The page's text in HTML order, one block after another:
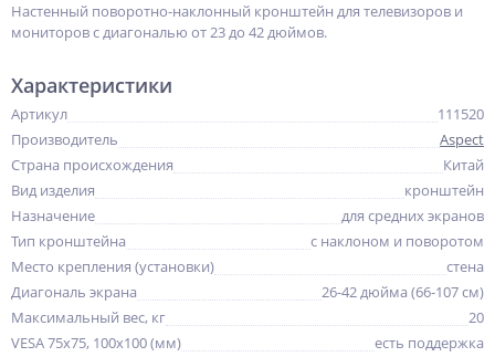
Настенный поворотно-наклонный кронштейн для телевизоров и
мониторов с диагональю от 23 до 42 дюймов.
Характеристики
Артикул
111520
Производитель
Aspect
Страна происхождения
Китай
Вид изделия
кронштейн
Назначение
для средних экранов
Тип кронштейна
с наклоном и поворотом
Место крепления (установки)
стена
Диагональ экрана
26-42 дюйма (66-107 см)
Максимальный вес, кг
20
VESA 75x75, 100x100 (мм)
есть поддержка